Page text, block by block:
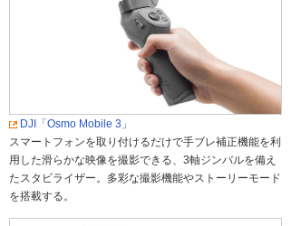
DJI「Osmo Mobile 3」
スマートフォンを取り付けるだけで手ブレ補正機能を利
用した滑らかな映像を撮影できる、3軸ジンバルを備え
たスタビライザー。多彩な撮影機能やストーリーモード
を搭載する。